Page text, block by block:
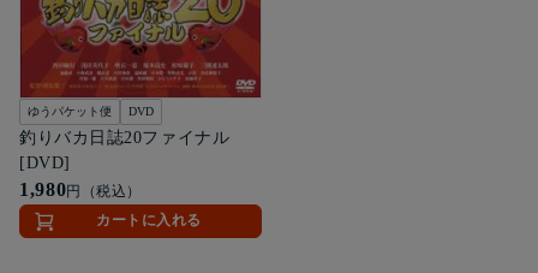
ゆうパケット便 DVD
釣りバカ日誌20ファイナル
[DVD]
1,980円（税込）
カートに入れる